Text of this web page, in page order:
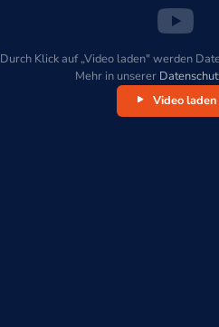
Durch Klick auf „Video laden" werden
Mehr in unserer
Video laden